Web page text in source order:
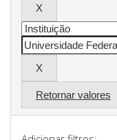
Retornar valores